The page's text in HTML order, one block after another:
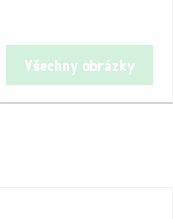
Všechny obrázky